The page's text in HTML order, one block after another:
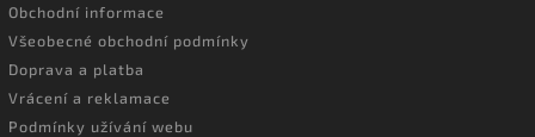
Obchodní informace
Všeobecné obchodní podmínky
Doprava a platba
Vrácení a reklamace
Podmínky užívání webu